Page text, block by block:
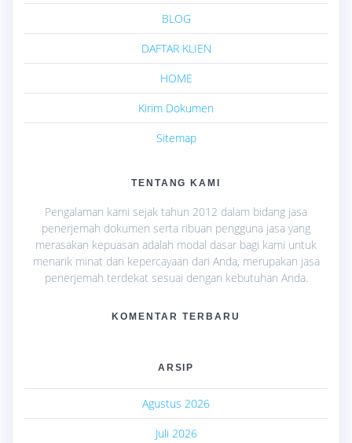
BLOG
DAFTAR KLIEN
HOME
Kirim Dokumen
Sitemap
TENTANG KAMI
Pengalaman kami sejak tahun 2012 dalam bidang jasa
penerjemah dokumen serta ribuan pengguna jasa yang
merasakan kepuasan adalah modal dasar bagi kami untuk
menarik minat dan kepercayaan dari Anda, merupakan jasa
penerjemah terdekat sesuai dengan kebutuhan Anda.
KOMENTAR TERBARU
ARSIP
Agustus 2026
Juli 2026